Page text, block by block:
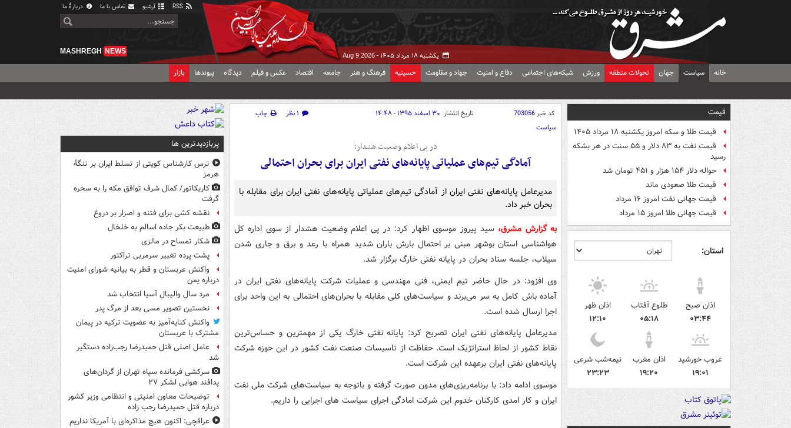
آرشیو تماس با ما دربارهٔ ما
یکشنبه ۱۸ مرداد ۱۴۰۵ - Aug 9 2026
MASHREGH NEWS
خانه سیاست جهان تحولات منطقه ورزش شبکه‌های اجتماعی دفاع و امنیت جهاد و مقاومت حسینیه فرهنگ و هنر جامعه اقتصاد عکس و فیلم دیدگاه پیوندها بازار
قیمت
قیمت طلا و سکه امروز یکشنبه ۱۸ مرداد ۱۴۰۵
قیمت نفت به ۸۳ دلار و ۵۵ سنت در هر بشکه
رسید
حواله دلار ۱۵۴ هزار و ۴۵۱ تومان شد
قیمت طلا صعودی ماند
قیمت جهانی نفت امروز ۱۶ مرداد
قیمت جهانی طلا امروز ۱۵ مرداد
استان:
اذان صبح
۰۳:۴۴
طلوع آفتاب
۰۵:۱۸
اذان ظهر
۱۲:۱۰
غروب خورشید
۱۹:۰۱
اذان مغرب
۱۹:۲۰
نیمه‌شب شرعی
۲۳:۲۳
کد خبر703056 تاریخ انتشار: ۳۰ اسفند ۱۳۹۵ - ۱۴:۴۸ ۱ نظر
چاپ
سیاست
در پی اعلام وضعیت هشدار؛
آمادگی تیم‌های عملیاتی پایانه‌های نفتی ایران برای بحران احتمالی
مدیرعامل پایانه‌های نفتی ایران از آمادگی تیم‌های عملیاتی پایانه‌های نفتی ایران برای مقابله با
بحران خبر داد.
به گزارش مشرق، سید پیروز موسوی اظهار کرد: در پی اعلام وضعیت هشدار از سوی اداره کل
هواشناسی استان بوشهر مبنی بر احتمال بارش باران شدید همراه با رعد و برق و جاری شدن
سیلاب، جلسه ستاد بحران در پایانه نفتی خارگ برگزار شد.
وی افزود: در حال حاضر تیم ایمنی، فنی مهندسی و عملیات شرکت پایانه‌های نفتی ایران در
آماده باش کامل به سر می‌برند و سیاست‌های کلی مقابله با بحران‌های احتمالی به این واحد برای
اجرا ارسال شده است.
مدیرعامل پایانه‌های نفتی ایران تصریح کرد: پایانه نفتی خارگ یکی از مهمترین و حساس‌ترین
نقاط کشور از لحاظ استراتژیک است. حفاظت از تاسیسات صنعت نفت کشور در این حوزه شرکت
پایانه‌های نفتی ایران برعهده این شرکت است.
موسوی ادامه داد: با برنامه‌ریزی‌های مدون صورت گرفته و باتوجه به سیاست‌های شرکت ملی نفت
ایران و کار امدی کارکنان خدوم این شرکت امادگی اجرای سیاست های اجرایی را داریم.
پربازدیدترین ها
ترس کارشناس کویتی از تسلط ایران بر تنگۀ
هرمز
کاریکاتور/ کمال شرف توافق مکه را به سخره
گرفت
نقشه کشی برای فتنه و اصرار بر دروغ
طبیعت بکر جاده اسالم به خلخال
شکار تمساح در مالزی
پشت پرده تغییر سرمربی تراکتور
واکنش عربستان و قطر به بیانیه شورای امنیت
درباره یمن
مرد سال والیبال آسیا انتخاب شد
نخستین تصویر مسی بعد از مرگ پدر
واکنش کنایه‌آمیز به عضویت ترکیه در پیمان
مشترک با عربستان
عامل اصلی قتل حمیدرضا رجب‌زاده دستگیر
شد
سرکشی فرمانده سپاه تهران از گردان‌های
پدافند هوایی لشکر ۲۷
توضیحات معاون امنیتی و انتظامی وزیر کشور
درباره قتل حمیدرضا رجب زاده
عراقچی: اکنون هیچ مذاکره‌ای با آمریکا نداریم